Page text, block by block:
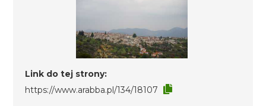
Link do tej strony:
https://www.arabba.pl/134/18107